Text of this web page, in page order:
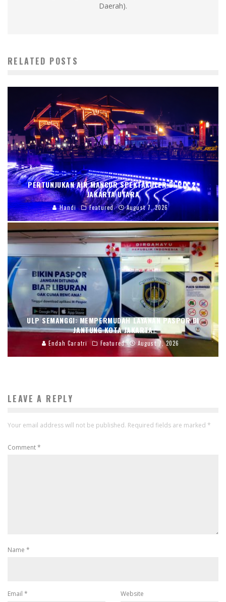
Daerah).
RELATED POSTS
PERTUNJUKAN AIR MANCUR SPEKTAKULER DI PIK 2,
JAKARTA UTARA
Handi Featured August 7, 2026
ULP SEMANGGI: MEMPERMUDAH LAYANAN PASPOR DI
JANTUNG KOTA JAKARTA
Endah Caratri Featured August 7, 2026
LEAVE A REPLY
Your email address will not be published. Required fields are marked *
Comment*
Name *
Email * Website